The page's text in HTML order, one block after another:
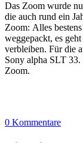
Das Zoom wurde
die auch rund ein
Zoom: Alles
weggepackt, es
verbleiben. Für die
Sony alpha SLT 33.
Zoom.
0 Kommentare